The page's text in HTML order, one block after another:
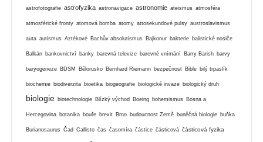
astrofotografie astrofyzika astronavigace astronomie ateismus atmosféra
atmosférické fronty atomová bomba atomy attosekundové pulsy austroslavismus
auta autismus Aztékové Bachův absolutismus Bajkonur bakterie balistické nosiče
Balkán bankovnictví banky barevná televize barevné vnímání Barry Barish barvy
baryogeneze BDSM Bělorusko Bernhard Riemann bezpečnost Bible bilý trpaslík
biochemie biodiverzita bioetika biogeografie biologické invaze biologický druh
biologie biotechnologie Blízký východ Boeing bohemismus Bosna a
Hercegovina botanika bouře brexit Brno budoucnost Země buněčná biologie buňka
Burianosaurus Čad Callisto čas časomíra částice částicová částicová fyzika